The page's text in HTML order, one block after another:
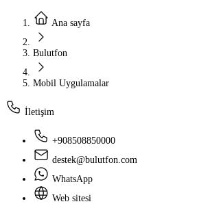
Ana sayfa
Bulutfon
Mobil Uygulamalar
İletişim
+908508850000
destek@bulutfon.com
WhatsApp
Web sitesi